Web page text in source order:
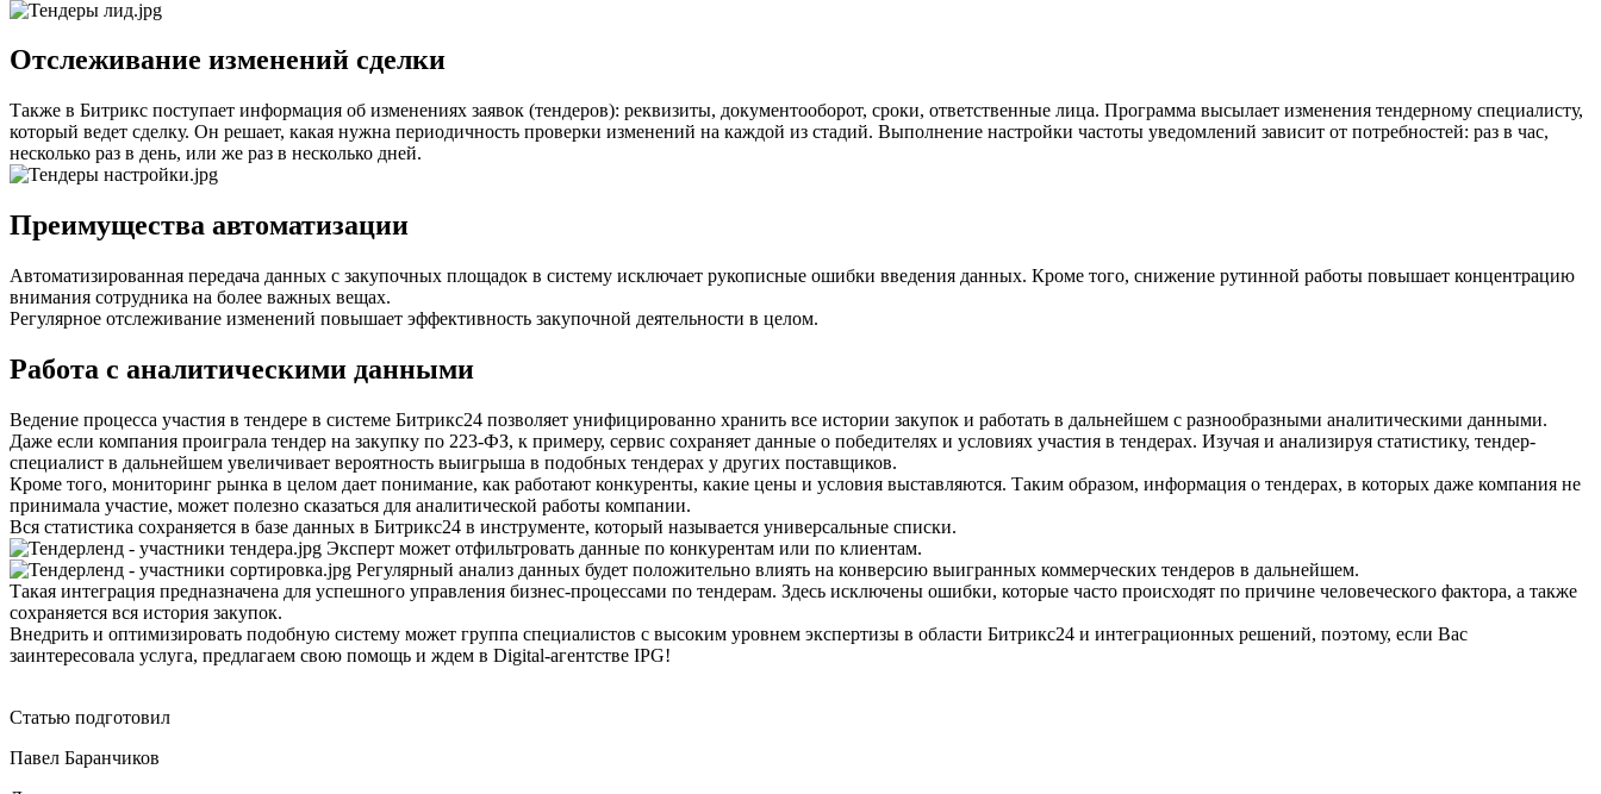
Отслеживание изменений сделки
Также в Битрикс поступает информация об изменениях заявок (тендеров): реквизиты, документооборот, сроки, ответственные лица. Программа высылает изменения тендерному специалисту,
который ведет сделку. Он решает, какая нужна периодичность проверки изменений на каждой из стадий. Выполнение настройки частоты уведомлений зависит от потребностей: раз в час,
несколько раз в день, или же раз в несколько дней.
Преимущества автоматизации
Автоматизированная передача данных с закупочных площадок в систему исключает рукописные ошибки введения данных. Кроме того, снижение рутинной работы повышает концентрацию
внимания сотрудника на более важных вещах.
Регулярное отслеживание изменений повышает эффективность закупочной деятельности в целом.
Работа с аналитическими данными
Ведение процесса участия в тендере в системе Битрикс24 позволяет унифицированно хранить все истории закупок и работать в дальнейшем с разнообразными аналитическими данными.
Даже если компания проиграла тендер на закупку по 223-ФЗ, к примеру, сервис сохраняет данные о победителях и условиях участия в тендерах. Изучая и анализируя статистику, тендер-
специалист в дальнейшем увеличивает вероятность выигрыша в подобных тендерах у других поставщиков.
Кроме того, мониторинг рынка в целом дает понимание, как работают конкуренты, какие цены и условия выставляются. Таким образом, информация о тендерах, в которых даже компания не
принимала участие, может полезно сказаться для аналитической работы компании.
Вся статистика сохраняется в базе данных в Битрикс24 в инструменте, который называется универсальные списки.
Эксперт может отфильтровать данные по конкурентам или по клиентам.
Регулярный анализ данных будет положительно влиять на конверсию выигранных коммерческих тендеров в дальнейшем.
Такая интеграция предназначена для успешного управления бизнес-процессами по тендерам. Здесь исключены ошибки, которые часто происходят по причине человеческого фактора, а также
сохраняется вся история закупок.
Внедрить и оптимизировать подобную систему может группа специалистов с высоким уровнем экспертизы в области Битрикс24 и интеграционных решений, поэтому, если Вас
заинтересовала услуга, предлагаем свою помощь и ждем в Digital-агентстве IPG!
Статью подготовил
Павел Баранчиков